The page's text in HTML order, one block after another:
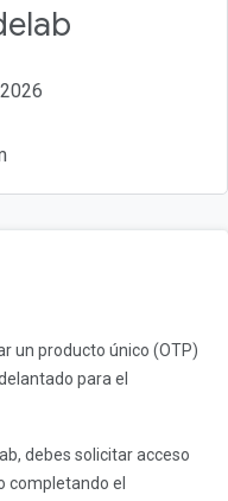
un producto único (OTP)
para el
debes solicitar acceso
completando el